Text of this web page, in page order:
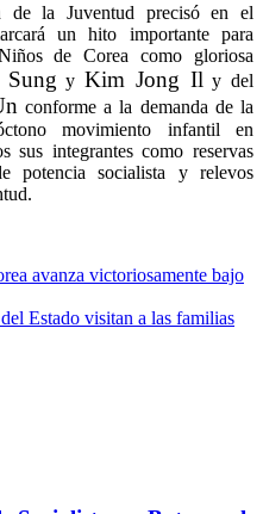
la Juventud precisó en el
un hito importante para
de Corea como gloriosa
y Kim Jong Il y del
conforme a la demanda de la
movimiento infantil en
sus integrantes como reservas
potencia socialista y relevos
avanza victoriosamente bajo
Estado visitan a las familias